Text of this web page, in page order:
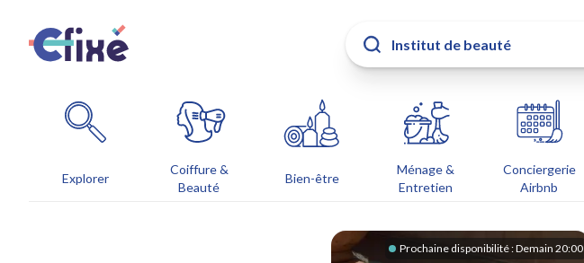
Explorer
Coiffure &
Beauté
Bien-être
Ménage &
Entretien
Conciergerie
Airbnb
Prochaine disponibilité :Demain 20:00